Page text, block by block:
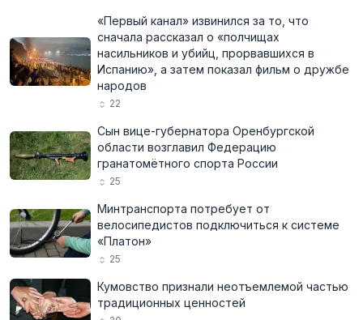
«Первый канал» извинился за то, что
сначала рассказал о «полчищах
насильников и убийц, прорвавшихся в
Испанию», а затем показал фильм о дружбе
народов
22
Сын вице-губернатора Оренбургской
области возглавил Федерацию
гранатомётного спорта России
25
Минтранспорта потребует от
велосипедистов подключиться к системе
«Платон»
25
Кумовство признали неотъемлемой частью
традиционных ценностей